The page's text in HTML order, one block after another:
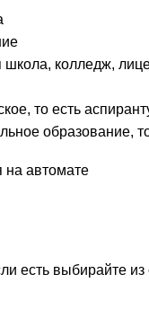
колледж,
то есть
образование,
на автомате
есть выбирайте из